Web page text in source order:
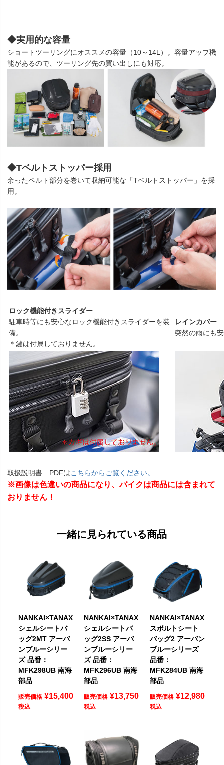
◆実用的な容量
ショートツーリングにオススメの容量（10～14L）。容量アップ機
能があるので、ツーリング先の買い出しにも対応。
◆Tベルトストッパー採用
余ったベルト部分を巻いて収納可能な「Tベルトストッパー」を採
用。
ロック機能付きスライダー
駐車時等にも安心なロック機能付きスライダーを装
備。
＊鍵は付属しておりません。
レインカバー
突然の雨にも
取扱説明書 PDFはこちらからご覧ください。
※画像は色違いの商品になり、バイクは商品には含まれて
おりません！
一緒に見られている商品
NANKAI×TANAX
シェルシートバ
ッグ2MT アーバ
ンブルーシリー
ズ 品番：
MFK298UB 南海
部品
販売価格 ¥15,400
税込
NANKAI×TANAX
シェルシートバ
ッグ2SS アーバ
ンブルーシリー
ズ 品番：
MFK296UB 南海
部品
販売価格 ¥13,750
税込
NANKAI×TANAX
スポルトシート
バッグ2 アーバン
ブルーシリーズ
品番：
MFK284UB 南海
部品
販売価格 ¥12,980
税込